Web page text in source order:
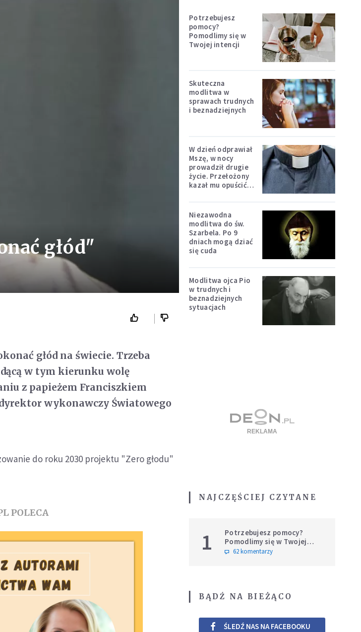
głód"
głód na świecie. Trzeba
w tym kierunku wolę
z papieżem Franciszkiem
wykonawczy Światowego
do roku 2030 projektu "Zero głodu"
POLECA
Potrzebujesz
pomocy?
Pomodlimy się w
Twojej intencji
Skuteczna
modlitwa w
sprawach trudnych
i beznadziejnych
W dzień odprawiał
Mszę, w nocy
prowadził drugie
życie. Przełożony
kazał mu opuścić
Niezawodna
modlitwa do św.
Szarbela. Po 9
dniach mogą dziać
się cuda
Modlitwa ojca Pio
w trudnych i
beznadziejnych
sytuacjach
NAJCZĘŚCIEJ CZYTANE
1
Potrzebujesz pomocy?
Pomodlimy się w Twojej
intencji
62 komentarzy
BĄDŹ NA BIEŻĄCO
ŚLEDŹ NAS NA FACEBOOKU